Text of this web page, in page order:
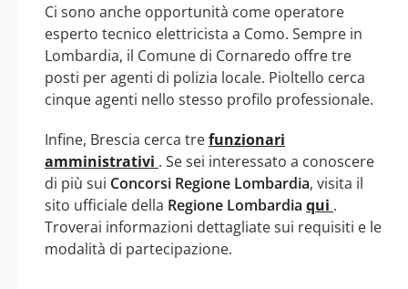
Ci sono anche opportunità come operatore
esperto tecnico elettricista a Como. Sempre in
Lombardia, il Comune di Cornaredo offre tre
posti per agenti di polizia locale. Pioltello cerca
cinque agenti nello stesso profilo professionale.
Infine, Brescia cerca trefunzionari
amministrativi . Se sei interessato a conoscere
di più sui Concorsi Regione Lombardia, visita il
sito ufficiale della Regione Lombardia qui .
Troverai informazioni dettagliate sui requisiti e le
modalità di partecipazione.